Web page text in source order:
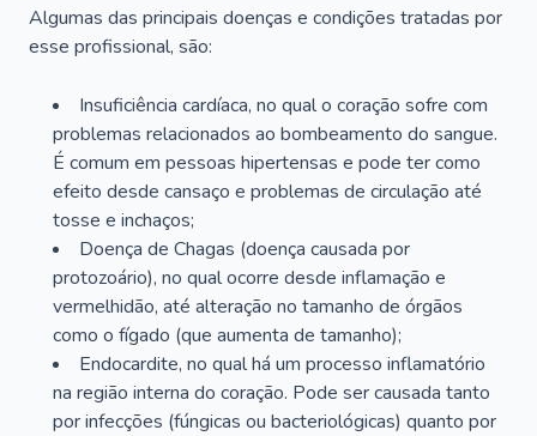
Algumas das principais doenças e condições tratadas por
esse profissional, são:
Insuficiência cardíaca, no qual o coração sofre com
problemas relacionados ao bombeamento do sangue.
É comum em pessoas hipertensas e pode ter como
efeito desde cansaço e problemas de circulação até
tosse e inchaços;
Doença de Chagas (doença causada por
protozoário), no qual ocorre desde inflamação e
vermelhidão, até alteração no tamanho de órgãos
como o fígado (que aumenta de tamanho);
Endocardite, no qual há um processo inflamatório
na região interna do coração. Pode ser causada tanto
por infecções (fúngicas ou bacteriológicas) quanto por